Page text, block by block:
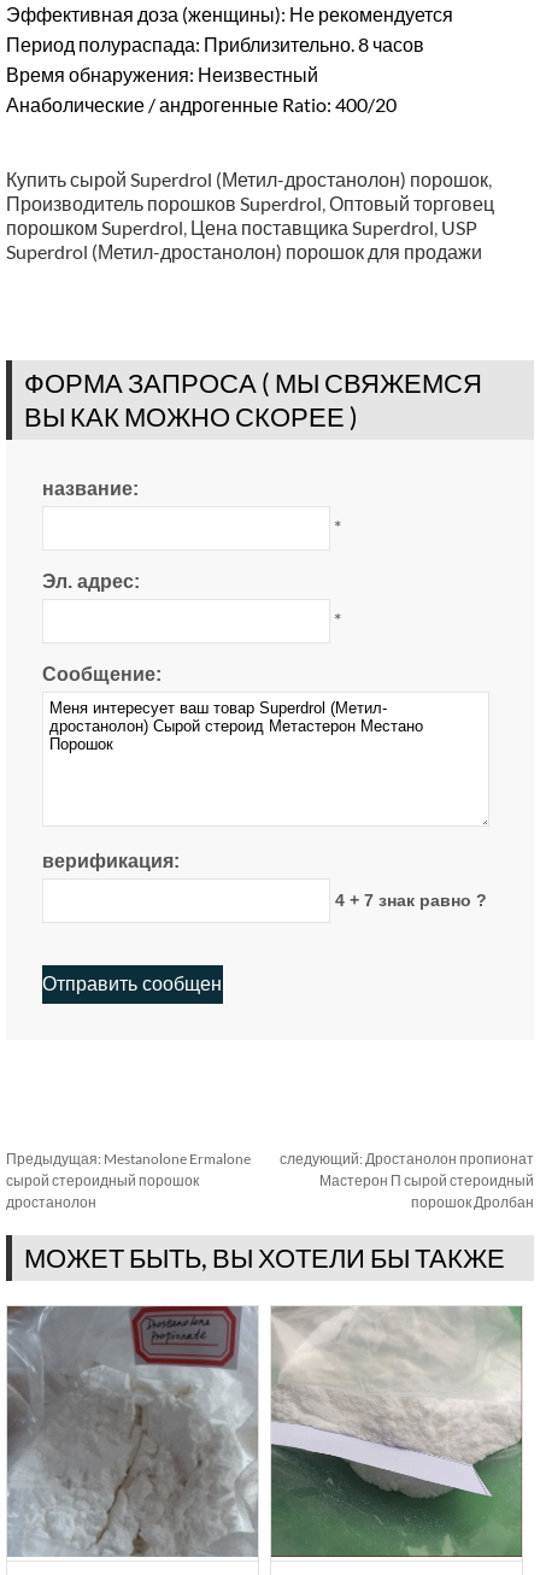
Эффективная доза (женщины): Не рекомендуется
Период полураспада: Приблизительно. 8 часов
Время обнаружения: Неизвестный
Анаболические / андрогенные Ratio: 400/20
Купить сырой Superdrol (Метил-дростанолон) порошок,
Производитель порошков Superdrol,Оптовый торговец
порошком Superdrol, Цена поставщика Superdrol, USP
Superdrol (Метил-дростанолон) порошок для продажи
ФОРМА ЗАПРОСА ( МЫ СВЯЖЕМСЯ
ВЫ КАК МОЖНО СКОРЕЕ )
название:
*
Эл. адрес:
*
Сообщение:
верификация:
4 + 7 знак равно ?
Предыдущая: Mestanolone Ermalone
сырой стероидный порошок
дростанолон
следующий: Дростанолон пропионат
Мастерон П сырой стероидный
порошок Дролбан
МОЖЕТ БЫТЬ, ВЫ ХОТЕЛИ БЫ ТАКЖЕ